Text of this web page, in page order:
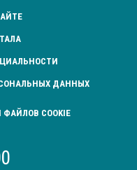
ДАННЫХ
COOKIE